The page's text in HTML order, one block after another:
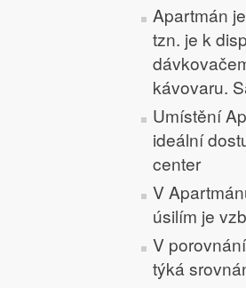
Apartmán
tzn. je k
kávovaru.
Umístění
ideální
center
V
úsilím je
V
týká